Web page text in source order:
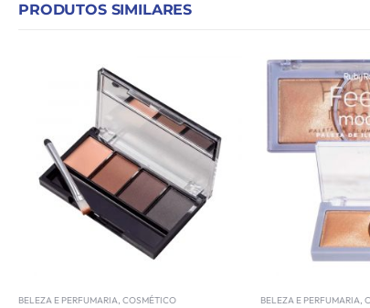
PRODUTOS SIMILARES
BELEZA E PERFUMARIA, COSMÉTICO BELEZA E PERFUMARIA,